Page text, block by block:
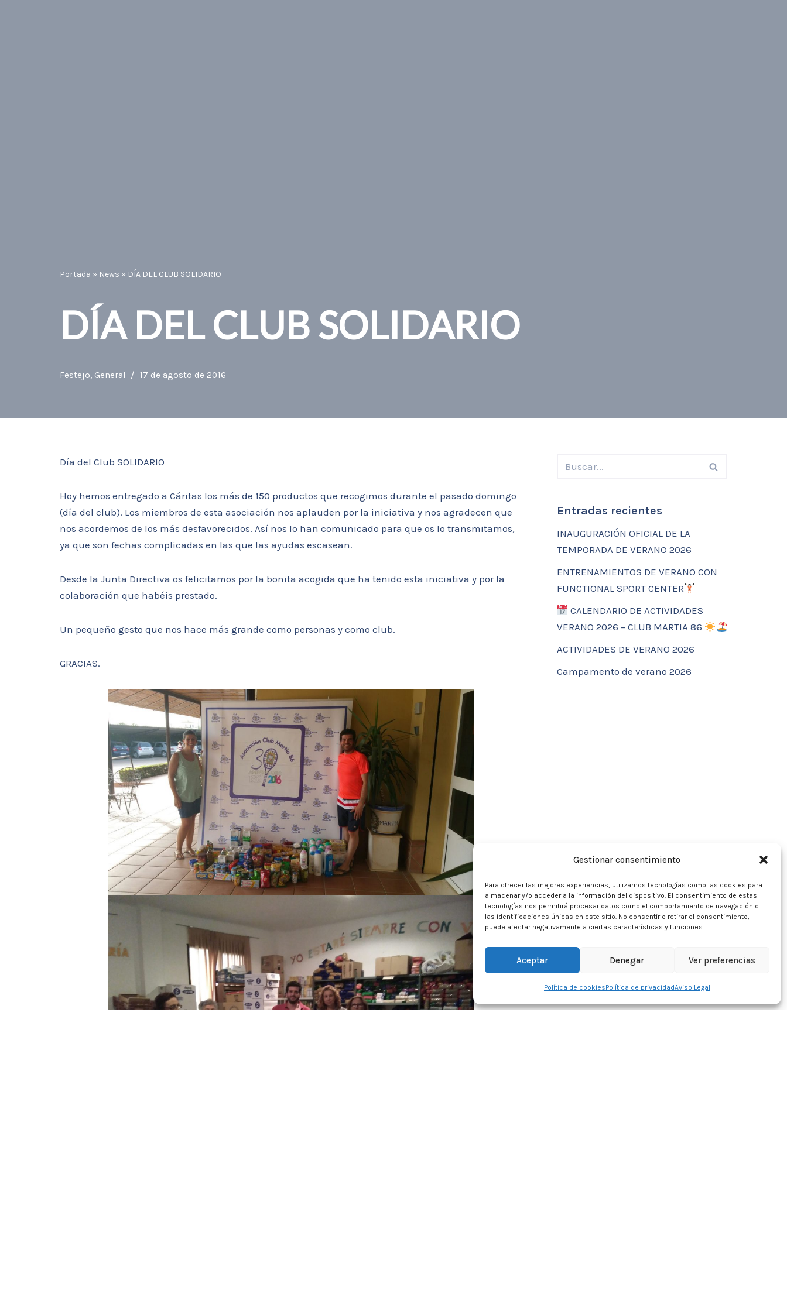
Gestionar consentimiento
Para ofrecer las mejores experiencias, utilizamos tecnologías como las cookies para
almacenar y/o acceder a la información del dispositivo. El consentimiento de estas
tecnologías nos permitirá procesar datos como el comportamiento de navegación o
las identificaciones únicas en este sitio. No consentir o retirar el consentimiento,
puede afectar negativamente a ciertas características y funciones.
Aceptar Denegar Ver preferencias
Política de cookiesPolítica de privacidadAviso Legal
Portada » News » DÍA DEL CLUB SOLIDARIO
DÍA DEL CLUB SOLIDARIO
Festejo, General 17 de agosto de 2016
Día del Club SOLIDARIO
Hoy hemos entregado a Cáritas los más de 150 productos que recogimos durante el pasado domingo
(día del club). Los miembros de esta asociación nos aplauden por la iniciativa y nos agradecen que
nos acordemos de los más desfavorecidos. Así nos lo han comunicado para que os lo transmitamos,
ya que son fechas complicadas en las que las ayudas escasean.
Desde la Junta Directiva os felicitamos por la bonita acogida que ha tenido esta iniciativa y por la
colaboración que habéis prestado.
Un pequeño gesto que nos hace más grande como personas y como club.
GRACIAS.
Entradas recientes
INAUGURACIÓN OFICIAL DE LA
TEMPORADA DE VERANO 2026
ENTRENAMIENTOS DE VERANO CON
FUNCTIONAL SPORT CENTER
CALENDARIO DE ACTIVIDADES
VERANO 2026 – CLUB MARTIA 86
ACTIVIDADES DE VERANO 2026
Campamento de verano 2026